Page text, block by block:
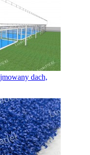
dach,